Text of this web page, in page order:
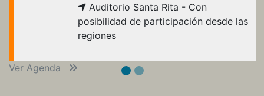
Auditorio Santa Rita - Con
posibilidad de participación desde las
regiones
Ver Agenda